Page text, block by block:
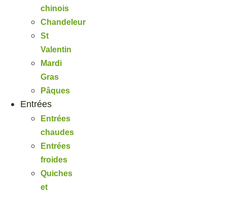
chinois
Chandeleur
St
Valentin
Mardi
Gras
Pâques
Entrées
Entrées
chaudes
Entrées
froides
Quiches
et